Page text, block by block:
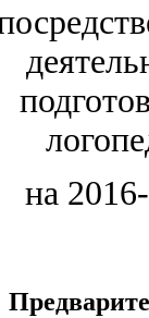
на